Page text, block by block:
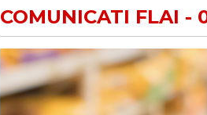
COMUNICATI FLAI -